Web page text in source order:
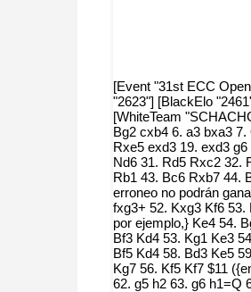
[Event "31st ECC
"2623"] [BlackElo
[WhiteTeam
Bg2 cxb4 6. a3 bxa3
Rxe5 exd3 19. exd3
Nd6 31. Rd5 Rxc2 32.
Rb1 43. Bc6 Rxb7 44.
erroneo no podrán
fxg3+ 52. Kxg3 Kf6 53.
por ejemplo,} Ke4 54.
Bf3 Kd4 53. Kg1 Ke3
Bf5 Kd4 58. Bd3 Ke5
Kg7 56. Kf5 Kf7 $11
62. g5 h2 63. g6 h1=Q